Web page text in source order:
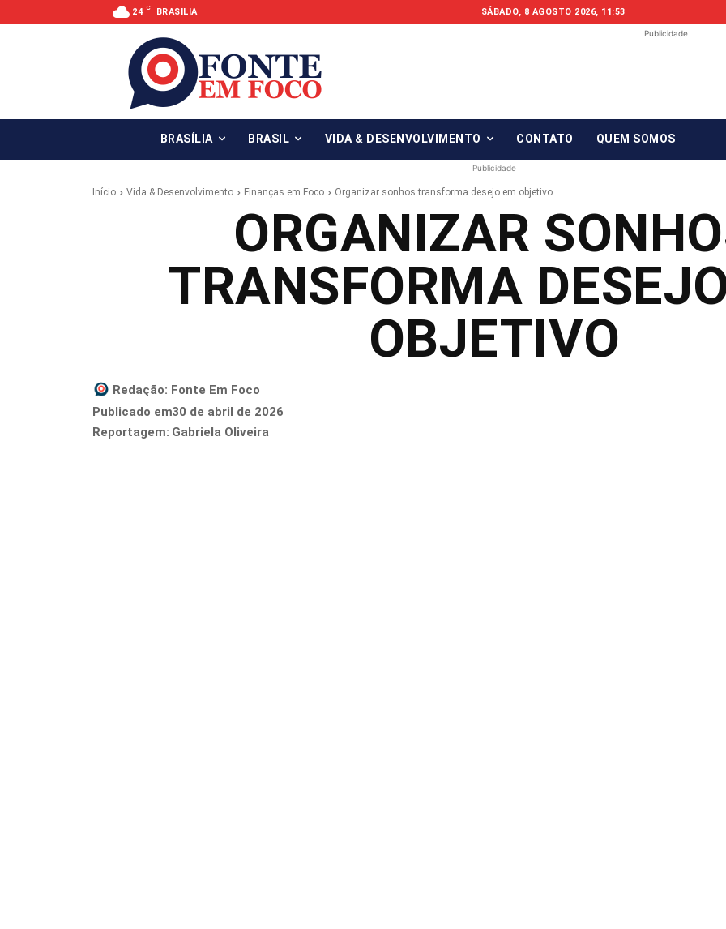
24 C BRASILIA SÁBADO, 8 AGOSTO 2026, 11:53
Publicidade
BRASÍLIA BRASIL VIDA & DESENVOLVIMENTO CONTATO QUEM SOMOS
Publicidade
Início Vida & Desenvolvimento Finanças em Foco Organizar sonhos transforma desejo em objetivo
ORGANIZAR
TRANSFORMA
OBJETIVO
Redação: Fonte Em Foco
Publicado em30 de abril de 2026
Reportagem: Gabriela Oliveira